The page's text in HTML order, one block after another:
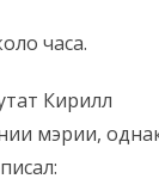
часа.
Кирилл
мэрии,